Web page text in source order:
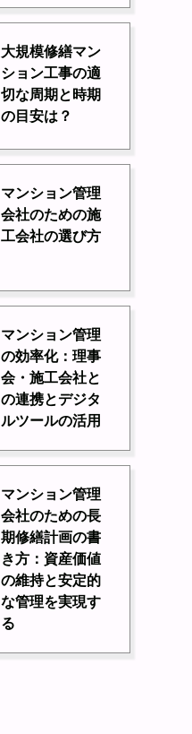
大規模修繕マン
ション工事の適
切な周期と時期
の目安は？
マンション管理
会社のための施
工会社の選び方
マンション管理
の効率化：理事
会・施工会社と
の連携とデジタ
ルツールの活用
マンション管理
会社のための長
期修繕計画の書
き方：資産価値
の維持と安定的
な管理を実現す
る